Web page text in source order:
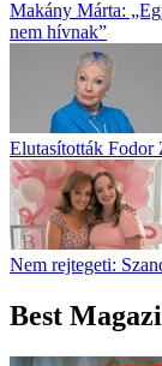
Makány Márta:
nem hívnak”
Elutasították Fodor
Nem rejtegeti:
Best